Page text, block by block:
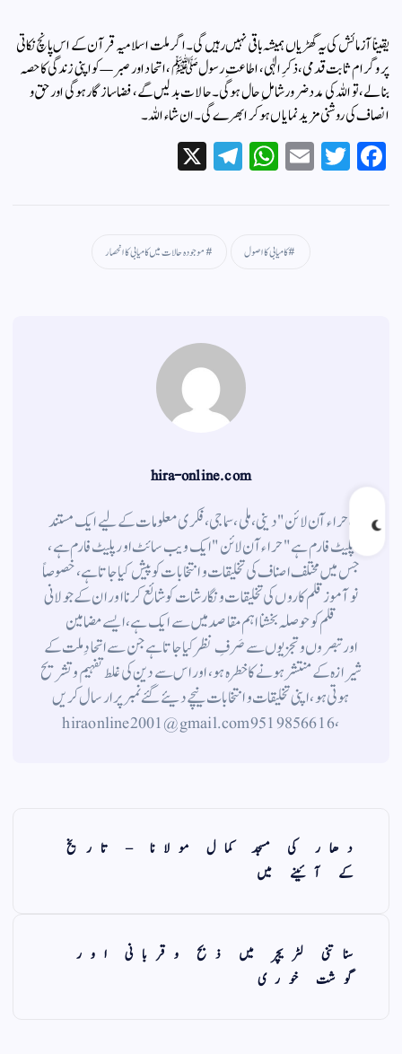
یقیناً آزمائش کی یہ گھڑیاں ہمیشہ باقی نہیں رہیں گی۔ اگر ملت اسلامیہ قرآن کے اس پانچ نکاتی
پروگرام ثابت قدمی، ذکرِ الٰہی، اطاعتِ رسول ﷺ، اتحاد اور صبر — کو اپنی زندگی کا حصہ
بنالے، تو اللہ کی مدد ضرور شاملِ حال ہوگی۔ حالات بدلیں گے، فضا سازگار ہوگی اور حق و
انصاف کی روشنی مزید نمایاں ہوکر ابھرے گی۔ ان شاء اللہ۔
Fa
ce
T
wi
E
m
W
ha
A
pp
Te
le
a کامیابی کا اصول موجودہ حالات میں کامیابی کا انحصار
hira-online.com
،حراء آن لائن" دینی ، ملی ، سماجی ، فکری معلومات کے لیے ایک مستند
پلیٹ فارم ہے " حراء آن لائن " ایک ویب سائٹ اور پلیٹ فارم ہے ،
جس میں مختلف اصناف کی تخلیقات و انتخابات کو پیش کیا جاتا ہے ، خصوصاً
نوآموز قلم کاروں کی تخلیقات و نگارشات کو شائع کرنا اور ان کے جولانی
قلم کوحوصلہ بخشنا اہم مقاصد میں سے ایک ہے ، ایسے مضامین
اورتبصروں وتجزیوں سے صَرفِ نظر کیا جاتاہے جن سے اتحادِ ملت کے
شیرازہ کے منتشر ہونے کاخطرہ ہو ، اور اس سے دین کی غلط تفہیم وتشریح
ہوتی ہو، اپنی تخلیقات و انتخابات نیچے دیئے گئے نمبر پر ارسال کریں
، 9519856616 hiraonline2001@gmail.com
دھار کی مسجد کمال مولانا – تاریخ
کے آئینے میں
سناتنی لٹریچر میں ذبح وقربانی اور
گوشت خوری